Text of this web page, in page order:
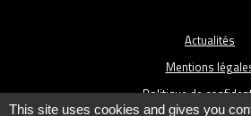
Actualités
Mentions
Politique de
This site uses cookies and gives you